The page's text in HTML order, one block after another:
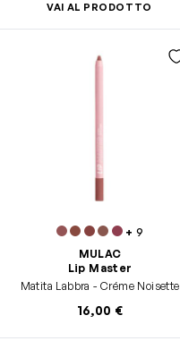
VAI AL PRODOTTO
+ 9
MULAC
Lip Master
Matita Labbra - Créme Noisette
16,00 €